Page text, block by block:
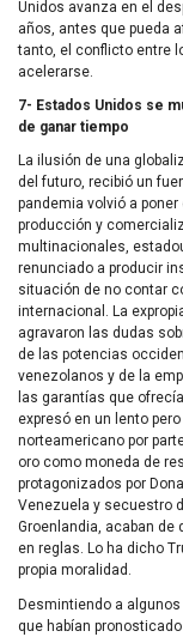
Unidos avanza en el
años, antes que pueda
tanto, el conflicto entre
acelerarse.
7- Estados Unidos se
de ganar tiempo
La ilusión de una
del futuro, recibió un
pandemia volvió a
producción y
multinacionales,
renunciado a producir
situación de no contar
internacional. La
agravaron las dudas
de las potencias
venezolanos y de la
las garantías que
expresó en un lento
norteamericano por
oro como moneda de
protagonizados por
Venezuela y secuestro
Groenlandia, acaban
en reglas. Lo ha dicho
propia moralidad.
Desmintiendo a algunos
que habían